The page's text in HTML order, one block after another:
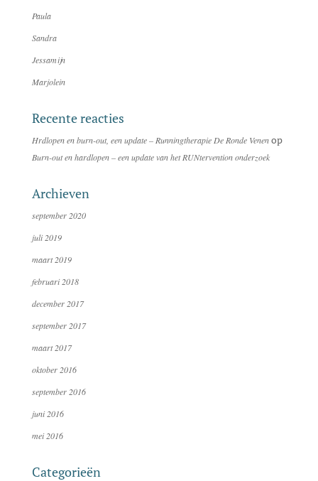
Paula
Sandra
Jessamijn
Marjolein
Recente reacties
Hrdlopen en burn-out, een update – Runningtherapie De Ronde Venenop
Burn-out en hardlopen – een update van het RUNtervention onderzoek
Archieven
september 2020
juli 2019
maart 2019
februari 2018
december 2017
september 2017
maart 2017
oktober 2016
september 2016
juni 2016
mei 2016
Categorieën